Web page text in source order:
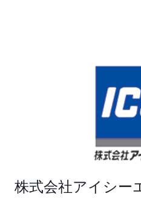
また、BCP（事業継続計画
るケースや、津波に流され
て遠隔地バックアップを検
者が少なく、費用面でも難
移行対象となるシステムを
わずか 2 名でしたが、アイ
にクラウド環境の整備が進
株式会社アイシー